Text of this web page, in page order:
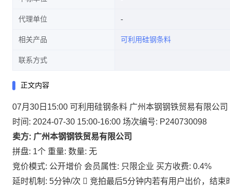
代理单位
相关产品 可利用硅钢条料
联系方式
正文内容
07月30日15:00 可利用硅钢条料 广州本钢钢铁贸易有限公司
时间: 2024-07-30 15:00-16:00 场次编号: P240730098
卖方: 广州本钢钢铁贸易有限公司
拼盘: 1个 重量: 数量: 无
竞价模式: 公开增价 会员属性: 只限企业 买方收费: 0.4%
延时机制: 5分钟/次  竞拍最后5分钟内若有用户出价，结